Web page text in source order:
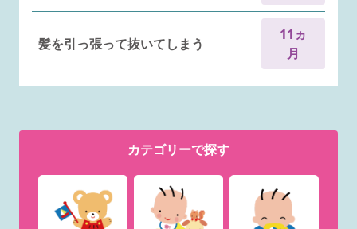
カテゴリーで探す
髪を引っ張って抜いてしまう
11ヵ
月